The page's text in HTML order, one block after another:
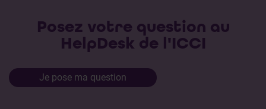
Posez votre question au
HelpDesk de l'ICCI
Je pose ma question